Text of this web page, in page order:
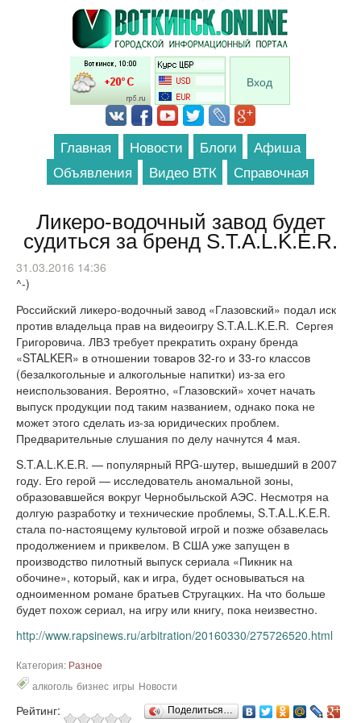
Перейти к основному содержанию
Вход
Главная Новости Блоги
Афиша
Объявления
Видео ВТК Справочная
Ликеро-водочный завод будет
судиться за бренд S.T.A.L.K.E.R.
31.03.2016 14:36
^-)
Российский ликеро-водочный завод «Глазовский» подал иск
против владельца прав на видеоигру S.T.A.L.K.E.R. Сергея
Григоровича. ЛВЗ требует прекратить охрану бренда
«STALKER» в отношении товаров 32-го и 33-го классов
(безалкогольные и алкогольные напитки) из-за его
неиспользования. Вероятно, «Глазовский» хочет начать
выпуск продукции под таким названием, однако пока не
может этого сделать из-за юридических проблем.
Предварительные слушания по делу начнутся 4 мая.
S.T.A.L.K.E.R. — популярный RPG-шутер, вышедший в 2007
году. Его герой — исследователь аномальной зоны,
образовавшейся вокруг Чернобыльской АЭС. Несмотря на
долгую разработку и технические проблемы, S.T.A.L.K.E.R.
стала по-настоящему культовой игрой и позже обзавелась
продолжением и приквелом. В США уже запущен в
производство пилотный выпуск сериала «Пикник на
обочине», который, как и игра, будет основываться на
одноименном романе братьев Стругацких. На что больше
будет похож сериал, на игру или книгу, пока неизвестно.
http://www.rapsinews.ru/arbitration/20160330/275726520.html
Категория: Разное
алкоголь бизнес игры Новости
Рейтинг: Поделиться…